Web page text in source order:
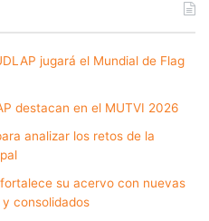
jugará el Mundial de Flag
destacan en el MUTVI 2026
analizar los retos de la
su acervo con nuevas
consolidados